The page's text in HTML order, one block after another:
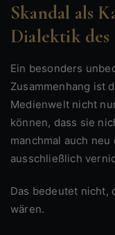
Skandal als
Dialektik des
Ein besonders unbequemer Gedanke in diesem
Zusammenhang ist
Medienwelt nicht
können, dass sie
manchmal auch
ausschließlich
Das bedeutet nicht, dass Skandale erstrebenswert
wären.